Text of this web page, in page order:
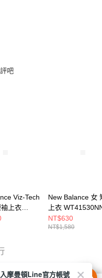
吧
Viz-Tech
上衣
F
New Balance 女
上衣
NT$630
NT$1,580
摩曼頓Line官方帳號